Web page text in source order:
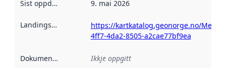
Sist oppdatert 9. mai 2026
Landingsside
https://kartkatalog.geonorge.no/
4ff7-4da2-8505-a2cae77bf9ea
Dokumentasjon Ikkje oppgitt